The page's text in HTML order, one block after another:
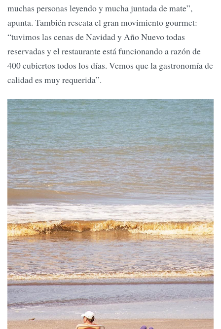
muchas personas leyendo y mucha juntada de mate”,
apunta. También rescata el gran movimiento gourmet:
“tuvimos las cenas de Navidad y Año Nuevo todas
reservadas y el restaurante está funcionando a razón de
400 cubiertos todos los días. Vemos que la gastronomía de
calidad es muy requerida”.